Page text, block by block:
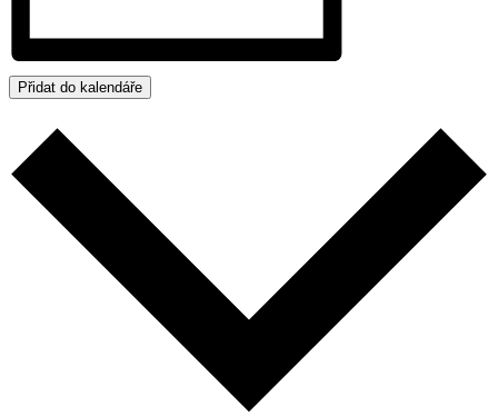
Přidat do kalendáře